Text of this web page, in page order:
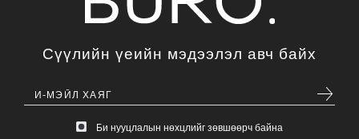
Сүүлийн үеийн мэдээлэл авч байх
Би нууцлалын нөхцлийг зөвшөөрч байна